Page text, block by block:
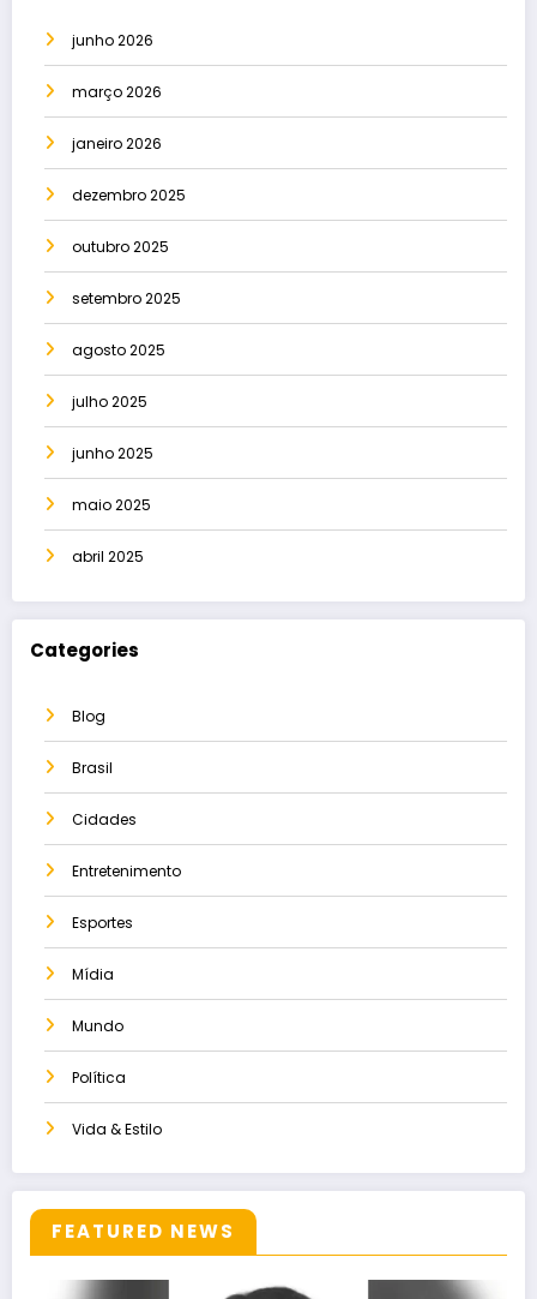
junho 2026
março 2026
janeiro 2026
dezembro 2025
outubro 2025
setembro 2025
agosto 2025
julho 2025
junho 2025
maio 2025
abril 2025
Categories
Blog
Brasil
Cidades
Entretenimento
Esportes
Mídia
Mundo
Política
Vida & Estilo
FEATURED NEWS